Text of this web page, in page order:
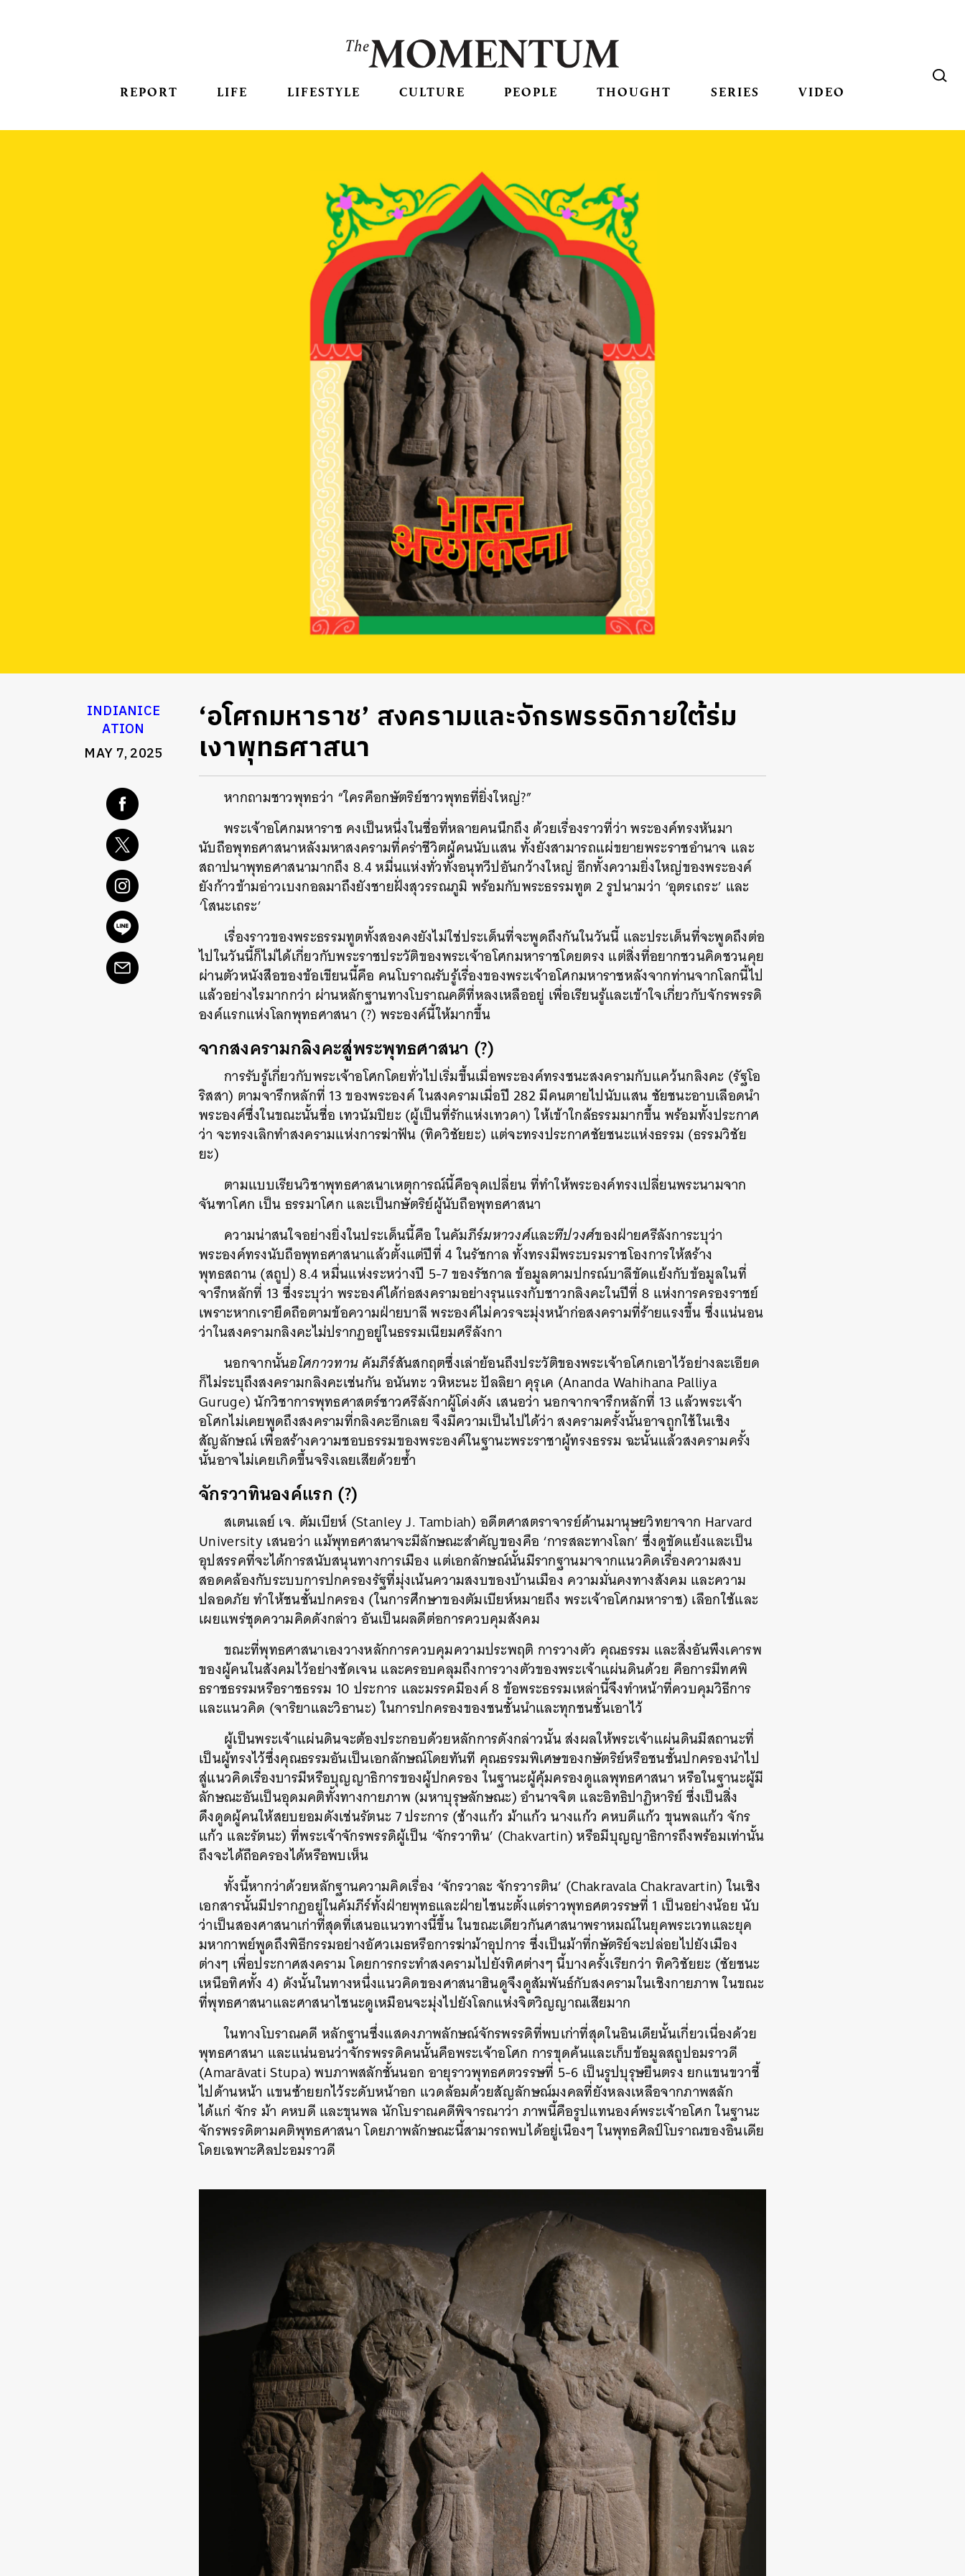
REPORT LIFE LIFESTYLE CULTURE PEOPLE THOUGHT SERIES VIDEO
INDIANICE
ATION
MAY 7, 2025
‘อโศกมหาราช’ สงครามและจักรพรรดิภายใต้ร่ม
เงาพุทธศาสนา
หากถามชาวพุทธว่า “ใครคือกษัตริย์ชาวพุทธที่ยิ่งใหญ่?”
พระเจ้าอโศกมหาราช คงเป็นหนึ่งในชื่อที่หลายคนนึกถึง ด้วยเรื่องราวที่ว่า พระองค์ทรงหันมา
นับถือพุทธศาสนาหลังมหาสงครามที่คร่าชีวิตผู้คนนับแสน ทั้งยังสามารถแผ่ขยายพระราชอำนาจ และ
สถาปนาพุทธศาสนามากถึง 8.4 หมื่นแห่งทั่วทั้งอนุทวีปอันกว้างใหญ่ อีกทั้งความยิ่งใหญ่ของพระองค์
ยังก้าวข้ามอ่าวเบงกอลมาถึงยังชายฝั่งสุวรรณภูมิ พร้อมกับพระธรรมทูต 2 รูปนามว่า ‘อุตรเถระ’ และ
‘โสนะเถระ’
เรื่องราวของพระธรรมทูตทั้งสองคงยังไม่ใช่ประเด็นที่จะพูดถึงกันในวันนี้ และประเด็นที่จะพูดถึงต่อ
ไปในวันนี้ก็ไม่ได้เกี่ยวกับพระราชประวัติของพระเจ้าอโศกมหาราชโดยตรง แต่สิ่งที่อยากชวนคิดชวนคุย
ผ่านตัวหนังสือของข้อเขียนนี้คือ คนโบราณรับรู้เรื่องของพระเจ้าอโศกมหาราชหลังจากท่านจากโลกนี้ไป
แล้วอย่างไรมากกว่า ผ่านหลักฐานทางโบราณคดีที่หลงเหลืออยู่ เพื่อเรียนรู้และเข้าใจเกี่ยวกับจักรพรรดิ
องค์แรกแห่งโลกพุทธศาสนา (?) พระองค์นี้ให้มากขึ้น
จากสงครามกลิงคะสู่พระพุทธศาสนา (?)
การรับรู้เกี่ยวกับพระเจ้าอโศกโดยทั่วไปเริ่มขึ้นเมื่อพระองค์ทรงชนะสงครามกับแคว้นกลิงคะ (รัฐโอ
ริสสา) ตามจารึกหลักที่ 13 ของพระองค์ ในสงครามเมื่อปี 282 มีคนตายไปนับแสน ชัยชนะอาบเลือดนำ
พระองค์ซึ่งในขณะนั้นชื่อ เทวนัมปิยะ (ผู้เป็นที่รักแห่งเทวดา) ให้เข้าใกล้ธรรมมากขึ้น พร้อมทั้งประกาศ
ว่า จะทรงเลิกทำสงครามแห่งการฆ่าฟัน (ทิควิชัยยะ) แต่จะทรงประกาศชัยชนะแห่งธรรม (ธรรมวิชัย
ยะ)
ตามแบบเรียนวิชาพุทธศาสนาเหตุการณ์นี้คือจุดเปลี่ยน ที่ทำให้พระองค์ทรงเปลี่ยนพระนามจาก
จันฑาโศก เป็น ธรรมาโศก และเป็นกษัตริย์ผู้นับถือพุทธศาสนา
ความน่าสนใจอย่างยิ่งในประเด็นนี้คือ ในคัมภีร์มหาวงศ์และทีปวงศ์ของฝ่ายศรีลังการะบุว่า
พระองค์ทรงนับถือพุทธศาสนาแล้วตั้งแต่ปีที่ 4 ในรัชกาล ทั้งทรงมีพระบรมราชโองการให้สร้าง
พุทธสถาน (สถูป) 8.4 หมื่นแห่งระหว่างปี 5-7 ของรัชกาล ข้อมูลตามปกรณ์บาลีขัดแย้งกับข้อมูลในที่
จารึกหลักที่ 13 ซึ่งระบุว่า พระองค์ได้ก่อสงครามอย่างรุนแรงกับชาวกลิงคะในปีที่ 8 แห่งการครองราชย์
เพราะหากเรายึดถือตามข้อความฝ่ายบาลี พระองค์ไม่ควรจะมุ่งหน้าก่อสงครามที่ร้ายแรงขึ้น ซึ่งแน่นอน
ว่าในสงครามกลิงคะไม่ปรากฏอยู่ในธรรมเนียมศรีลังกา
นอกจากนั้นอโศกาวทานคัมภีร์สันสกฤตซึ่งเล่าย้อนถึงประวัติของพระเจ้าอโศกเอาไว้อย่างละเอียด
ก็ไม่ระบุถึงสงครามกลิงคะเช่นกัน อนันทะ วหิหะนะ ปัลลิยา คุรุเค (Ananda Wahihana Palliya
Guruge) นักวิชาการพุทธศาสตร์ชาวศรีลังกาผู้โด่งดัง เสนอว่า นอกจากจารึกหลักที่ 13 แล้วพระเจ้า
อโศกไม่เคยพูดถึงสงครามที่กลิงคะอีกเลย จึงมีความเป็นไปได้ว่า สงครามครั้งนั้นอาจถูกใช้ในเชิง
สัญลักษณ์ เพื่อสร้างความชอบธรรมของพระองค์ในฐานะพระราชาผู้ทรงธรรม ฉะนั้นแล้วสงครามครั้ง
นั้นอาจไม่เคยเกิดขึ้นจริงเลยเสียด้วยซ้ำ
จักรวาทินองค์แรก (?)
สเตนเลย์ เจ. ตัมเบียห์ (Stanley J. Tambiah) อดีตศาสตราจารย์ด้านมานุษยวิทยาจาก Harvard
University เสนอว่า แม้พุทธศาสนาจะมีลักษณะสำคัญของคือ ‘การสละทางโลก’ ซึ่งดูขัดแย้งและเป็น
อุปสรรคที่จะได้การสนับสนุนทางการเมือง แต่เอกลักษณ์นั้นมีรากฐานมาจากแนวคิดเรื่องความสงบ
สอดคล้องกับระบบการปกครองรัฐที่มุ่งเน้นความสงบของบ้านเมือง ความมั่นคงทางสังคม และความ
ปลอดภัย ทำให้ชนชั้นปกครอง (ในการศึกษาของตัมเบียห์หมายถึง พระเจ้าอโศกมหาราช) เลือกใช้และ
เผยแพร่ชุดความคิดดังกล่าว อันเป็นผลดีต่อการควบคุมสังคม
ขณะที่พุทธศาสนาเองวางหลักการควบคุมความประพฤติ การวางตัว คุณธรรม และสิ่งอันพึงเคารพ
ของผู้คนในสังคมไว้อย่างชัดเจน และครอบคลุมถึงการวางตัวของพระเจ้าแผ่นดินด้วย คือการมีทศพิ
ธราชธรรมหรือราชธรรม 10 ประการ และมรรคมีองค์ 8 ข้อพระธรรมเหล่านี้จึงทำหน้าที่ควบคุมวิธีการ
และแนวคิด (จาริยาและวิธานะ) ในการปกครองของชนชั้นนำและทุกชนชั้นเอาไว้
ผู้เป็นพระเจ้าแผ่นดินจะต้องประกอบด้วยหลักการดังกล่าวนั้น ส่งผลให้พระเจ้าแผ่นดินมีสถานะที่
เป็นผู้ทรงไว้ซึ่งคุณธรรมอันเป็นเอกลักษณ์โดยทันที คุณธรรมพิเศษของกษัตริย์หรือชนชั้นปกครองนำไป
สู่แนวคิดเรื่องบารมีหรือบุญญาธิการของผู้ปกครอง ในฐานะผู้คุ้มครองดูแลพุทธศาสนา หรือในฐานะผู้มี
ลักษณะอันเป็นอุดมคติทั้งทางกายภาพ (มหาบุรุษลักษณะ) อำนาจจิต และอิทธิปาฏิหาริย์ ซึ่งเป็นสิ่ง
ดึงดูดผู้คนให้สยบยอมดังเช่นรัตนะ 7 ประการ (ช้างแก้ว ม้าแก้ว นางแก้ว คหบดีแก้ว ขุนพลแก้ว จักร
แก้ว และรัตนะ) ที่พระเจ้าจักรพรรดิผู้เป็น ‘จักรวาทิน’ (Chakvartin) หรือมีบุญญาธิการถึงพร้อมเท่านั้น
ถึงจะได้ถือครองได้หรือพบเห็น
ทั้งนี้หากว่าด้วยหลักฐานความคิดเรื่อง ‘จักรวาละ จักรวารติน’ (Chakravala Chakravartin) ในเชิง
เอกสารนั้นมีปรากฏอยู่ในคัมภีร์ทั้งฝ่ายพุทธและฝ่ายไชนะตั้งแต่ราวพุทธศตวรรษที่ 1 เป็นอย่างน้อย นับ
ว่าเป็นสองศาสนาเก่าที่สุดที่เสนอแนวทางนี้ขึ้น ในขณะเดียวกันศาสนาพราหมณ์ในยุคพระเวทและยุค
มหากาพย์พูดถึงพิธีกรรมอย่างอัศวเมธหรือการฆ่าม้าอุปการ ซึ่งเป็นม้าที่กษัตริย์จะปล่อยไปยังเมือง
ต่างๆ เพื่อประกาศสงคราม โดยการกระทำสงครามไปยังทิศต่างๆ นี้บางครั้งเรียกว่า ทิควิชัยยะ (ชัยชนะ
เหนือทิศทั้ง 4) ดังนั้นในทางหนึ่งแนวคิดของศาสนาฮินดูจึงดูสัมพันธ์กับสงครามในเชิงกายภาพ ในขณะ
ที่พุทธศาสนาและศาสนาไชนะดูเหมือนจะมุ่งไปยังโลกแห่งจิตวิญญาณเสียมาก
ในทางโบราณคดี หลักฐานซึ่งแสดงภาพลักษณ์จักรพรรดิที่พบเก่าที่สุดในอินเดียนั้นเกี่ยวเนื่องด้วย
พุทธศาสนา และแน่นอนว่าจักรพรรดิคนนั้นคือพระเจ้าอโศก การขุดค้นและเก็บข้อมูลสถูปอมราวดี
(Amarāvati Stupa) พบภาพสลักชั้นนอก อายุราวพุทธศตวรรษที่ 5-6 เป็นรูปบุรุษยืนตรง ยกแขนขวาชี้
ไปด้านหน้า แขนซ้ายยกไว้ระดับหน้าอก แวดล้อมด้วยสัญลักษณ์มงคลที่ยังหลงเหลือจากภาพสลัก
ได้แก่ จักร ม้า คหบดี และขุนพล นักโบราณคดีพิจารณาว่า ภาพนี้คือรูปแทนองค์พระเจ้าอโศก ในฐานะ
จักรพรรดิตามคติพุทธศาสนา โดยภาพลักษณะนี้สามารถพบได้อยู่เนืองๆ ในพุทธศิลป์โบราณของอินเดีย
โดยเฉพาะศิลปะอมราวดี
ค้นหา